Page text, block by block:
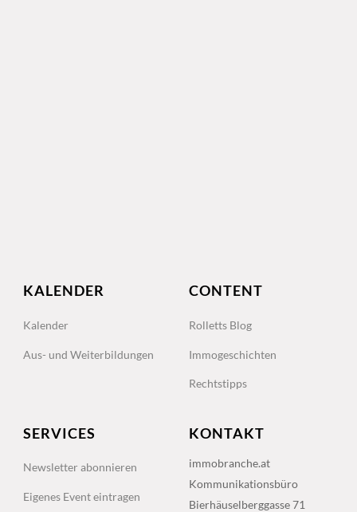
KALENDER
Kalender
Aus- und Weiterbildungen
CONTENT
Rolletts Blog
Immogeschichten
Rechtstipps
SERVICES
Newsletter abonnieren
Eigenes Event eintragen
KONTAKT
immobranche.at
Kommunikationsbüro
Bierhäuselberggasse 71